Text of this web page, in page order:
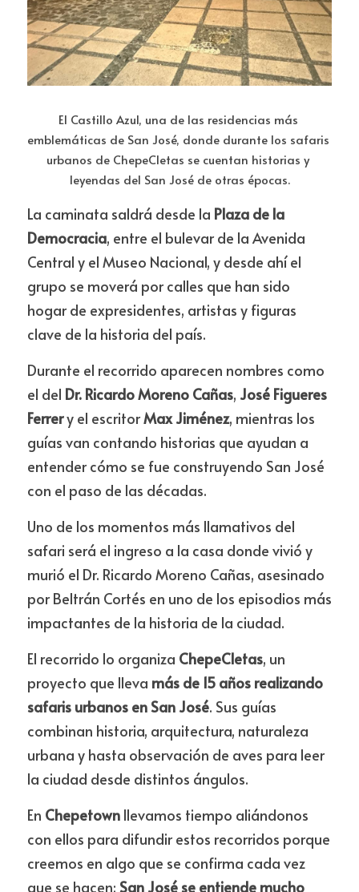
El Castillo Azul, una de las residencias más
emblemáticas de San José, donde durante los safaris
urbanos de ChepeCletas se cuentan historias y
leyendas del San José de otras épocas.
La caminata saldrá desde la Plaza de la
Democracia, entre el bulevar de la Avenida
Central y el Museo Nacional, y desde ahí el
grupo se moverá por calles que han sido
hogar de expresidentes, artistas y figuras
clave de la historia del país.
Durante el recorrido aparecen nombres como
el del Dr. Ricardo Moreno Cañas, José Figueres
Ferrer y el escritor Max Jiménez, mientras los
guías van contando historias que ayudan a
entender cómo se fue construyendo San José
con el paso de las décadas.
Uno de los momentos más llamativos del
safari será el ingreso a la casa donde vivió y
murió el Dr. Ricardo Moreno Cañas, asesinado
por Beltrán Cortés en uno de los episodios más
impactantes de la historia de la ciudad.
El recorrido lo organiza ChepeCletas, un
proyecto que lleva más de 15 años realizando
safaris urbanos en San José. Sus guías
combinan historia, arquitectura, naturaleza
urbana y hasta observación de aves para leer
la ciudad desde distintos ángulos.
En Chepetown llevamos tiempo aliándonos
con ellos para difundir estos recorridos porque
creemos en algo que se confirma cada vez
que se hacen: San José se entiende mucho